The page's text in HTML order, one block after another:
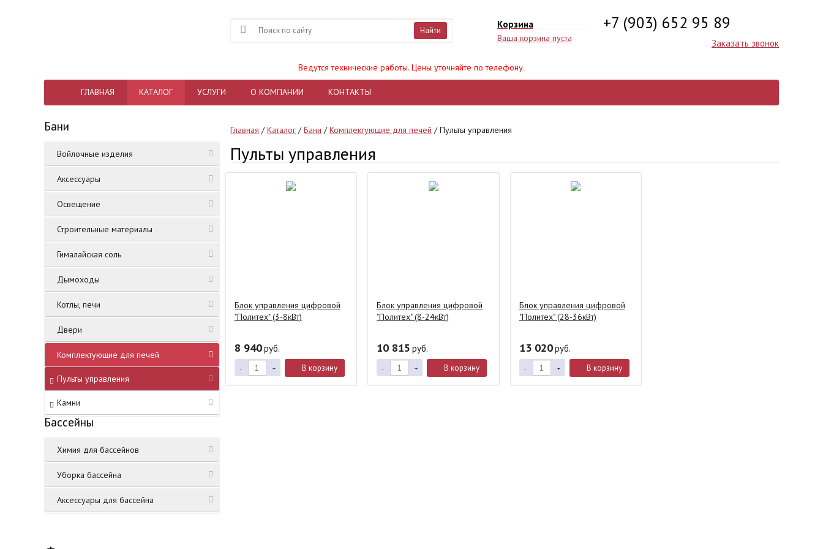
Найти
Корзина
Ваша корзина пуста
+7 (903) 652 95 89
Заказать звонок
Ведутся технические работы. Цены уточняйте по телефону.
ГЛАВНАЯ КАТАЛОГ УСЛУГИ О КОМПАНИИ КОНТАКТЫ
Бани
Войлочные изделия
Аксессуары
Освещение
Строительные материалы
Гималайская соль
Дымоходы
Котлы, печи
Двери
Комплектующие для печей
Пульты управления
Камни
Бассейны
Химия для бассейнов
Уборка бассейна
Аксессуары для бассейна
Главная /Каталог /Бани /Комплектующие для печей /Пульты управления
Пульты управления
Блок управления цифровой
"Политех" (3-8кВт)
8 940руб.
- + В корзину
Блок управления цифровой
"Политех" (8-24кВт)
10 815 руб.
- + В корзину
Блок управления цифровой
"Политех" (28-36кВт)
13 020руб.
- + В корзину